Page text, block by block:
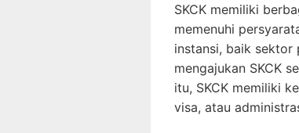
SKCK memiliki
memenuhi
instansi, baik sektor
mengajukan SKCK
itu, SKCK memiliki
visa, atau